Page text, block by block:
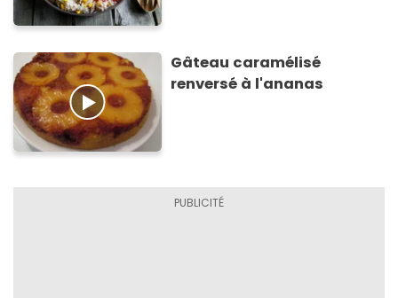
Gâteau caramélisé
renversé à l'ananas